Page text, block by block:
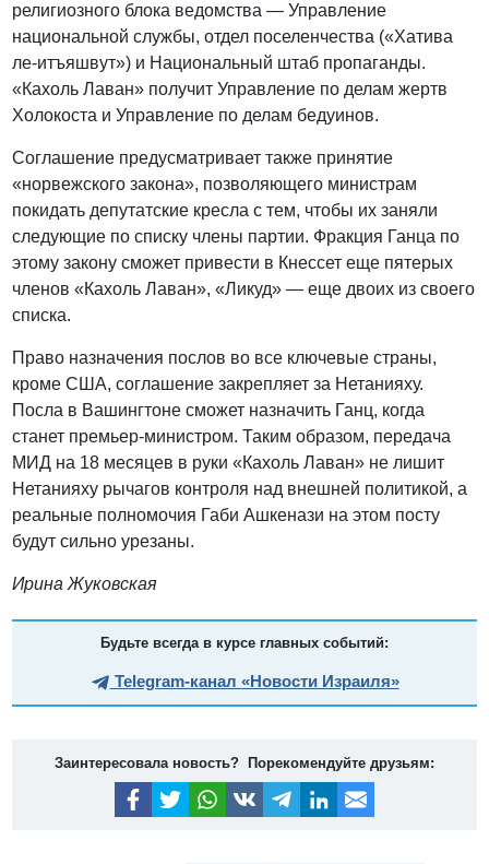
религиозного блока ведомства — Управление
национальной службы, отдел поселенчества («Хатива
ле-итъяшвут») и Национальный штаб пропаганды.
«Кахоль Лаван» получит Управление по делам жертв
Холокоста и Управление по делам бедуинов.
Соглашение предусматривает также принятие
«норвежского закона», позволяющего министрам
покидать депутатские кресла с тем, чтобы их заняли
следующие по списку члены партии. Фракция Ганца по
этому закону сможет привести в Кнессет еще пятерых
членов «Кахоль Лаван», «Ликуд» — еще двоих из своего
списка.
Право назначения послов во все ключевые страны,
кроме США, соглашение закрепляет за Нетанияху.
Посла в Вашингтоне сможет назначить Ганц, когда
станет премьер-министром. Таким образом, передача
МИД на 18 месяцев в руки «Кахоль Лаван» не лишит
Нетанияху рычагов контроля над внешней политикой, а
реальные полномочия Габи Ашкенази на этом посту
будут сильно урезаны.
Ирина Жуковская
Будьте всегда в курсе главных событий:
Telegram-канал «Новости Израиля»
Заинтересовала новость? Порекомендуйте друзьям: